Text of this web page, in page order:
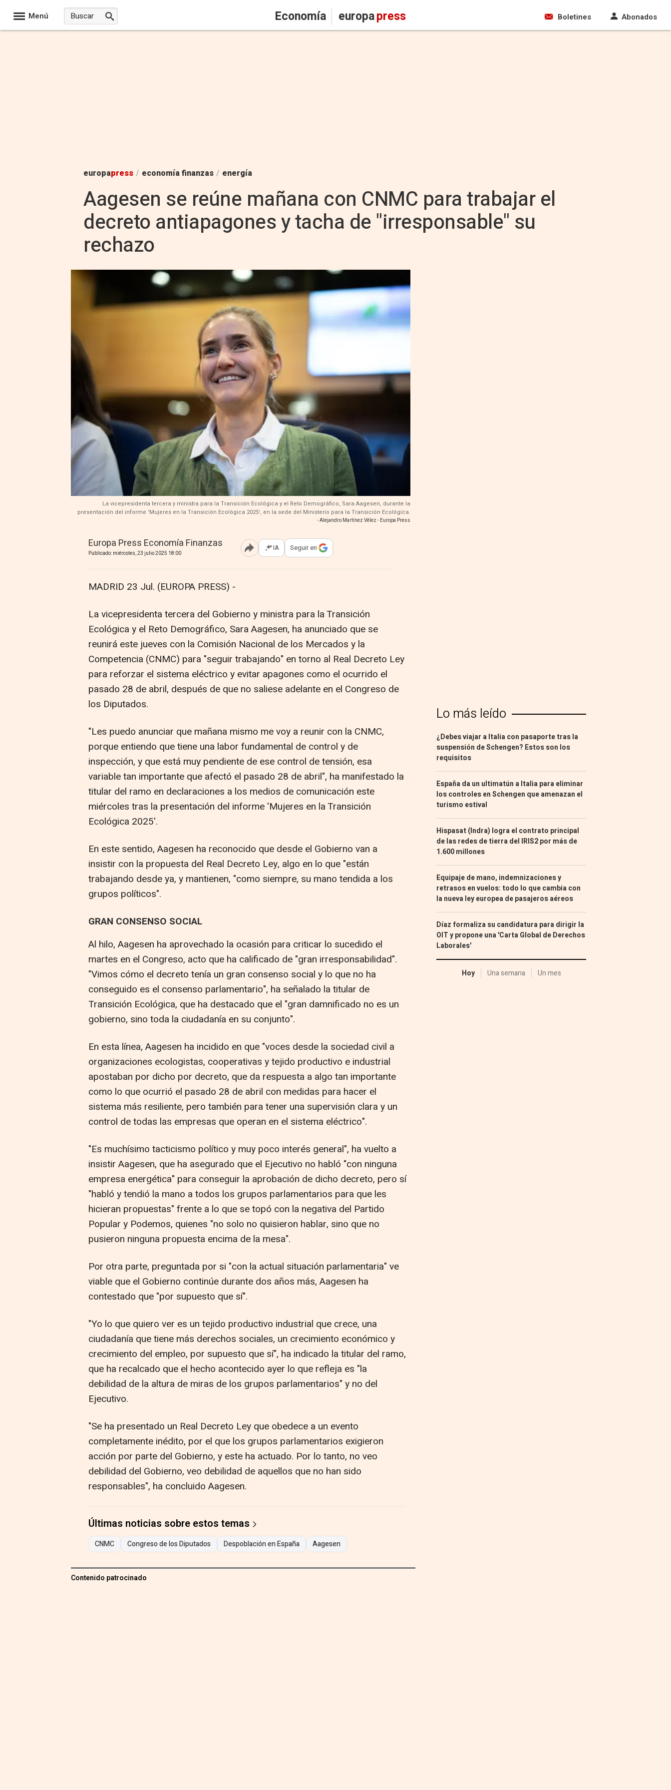
Menú Economía europapress Boletines Abonados
europapress / economía finanzas / energía
Aagesen se reúne mañana con CNMC para trabajar el
decreto antiapagones y tacha de "irresponsable" su
rechazo
La vicepresidenta tercera y ministra para la Transición Ecológica y el Reto Demográfico, Sara Aagesen, durante la
presentación del informe 'Mujeres en la Transición Ecológica 2025', en la sede del Ministerio para la Transición Ecológica.
- Alejandro Martínez Vélez - Europa Press
Europa Press Economía Finanzas
Publicado: miércoles, 23 julio 2025 18:00 Abrir opciones para compartir
IA Seguir en
MADRID 23 Jul. (EUROPA PRESS) -
La vicepresidenta tercera del Gobierno y ministra para la Transición
Ecológica y el Reto Demográfico, Sara Aagesen, ha anunciado que se
reunirá este jueves con la Comisión Nacional de los Mercados y la
Competencia (CNMC) para "seguir trabajando" en torno al Real Decreto Ley
para reforzar el sistema eléctrico y evitar apagones como el ocurrido el
pasado 28 de abril, después de que no saliese adelante en el Congreso de
los Diputados.
"Les puedo anunciar que mañana mismo me voy a reunir con la CNMC,
porque entiendo que tiene una labor fundamental de control y de
inspección, y que está muy pendiente de ese control de tensión, esa
variable tan importante que afectó el pasado 28 de abril", ha manifestado la
titular del ramo en declaraciones a los medios de comunicación este
miércoles tras la presentación del informe 'Mujeres en la Transición
Ecológica 2025'.
En este sentido, Aagesen ha reconocido que desde el Gobierno van a
insistir con la propuesta del Real Decreto Ley, algo en lo que "están
trabajando desde ya, y mantienen, "como siempre, su mano tendida a los
grupos políticos".
GRAN CONSENSO SOCIAL
Al hilo, Aagesen ha aprovechado la ocasión para criticar lo sucedido el
martes en el Congreso, acto que ha calificado de "gran irresponsabilidad".
"Vimos cómo el decreto tenía un gran consenso social y lo que no ha
conseguido es el consenso parlamentario", ha señalado la titular de
Transición Ecológica, que ha destacado que el "gran damnificado no es un
gobierno, sino toda la ciudadanía en su conjunto".
En esta línea, Aagesen ha incidido en que "voces desde la sociedad civil a
organizaciones ecologistas, cooperativas y tejido productivo e industrial
apostaban por dicho por decreto, que da respuesta a algo tan importante
como lo que ocurrió el pasado 28 de abril con medidas para hacer el
sistema más resiliente, pero también para tener una supervisión clara y un
control de todas las empresas que operan en el sistema eléctrico".
"Es muchísimo tacticismo político y muy poco interés general", ha vuelto a
insistir Aagesen, que ha asegurado que el Ejecutivo no habló "con ninguna
empresa energética" para conseguir la aprobación de dicho decreto, pero sí
"habló y tendió la mano a todos los grupos parlamentarios para que les
hicieran propuestas" frente a lo que se topó con la negativa del Partido
Popular y Podemos, quienes "no solo no quisieron hablar, sino que no
pusieron ninguna propuesta encima de la mesa".
Por otra parte, preguntada por si "con la actual situación parlamentaria" ve
viable que el Gobierno continúe durante dos años más, Aagesen ha
contestado que "por supuesto que sí".
"Yo lo que quiero ver es un tejido productivo industrial que crece, una
ciudadanía que tiene más derechos sociales, un crecimiento económico y
crecimiento del empleo, por supuesto que sí", ha indicado la titular del ramo,
que ha recalcado que el hecho acontecido ayer lo que refleja es "la
debilidad de la altura de miras de los grupos parlamentarios" y no del
Ejecutivo.
"Se ha presentado un Real Decreto Ley que obedece a un evento
completamente inédito, por el que los grupos parlamentarios exigieron
acción por parte del Gobierno, y este ha actuado. Por lo tanto, no veo
debilidad del Gobierno, veo debilidad de aquellos que no han sido
responsables", ha concluido Aagesen.
Últimas noticias sobre estos temas
CNMC Congreso de los Diputados Despoblación en España Aagesen
Contenido patrocinado
Lo más leído
¿Debes viajar a Italia con pasaporte tras la
suspensión de Schengen? Estos son los
requisitos
España da un ultimatún a Italia para eliminar
los controles en Schengen que amenazan el
turismo estival
Hispasat (Indra) logra el contrato principal
de las redes de tierra del IRIS2 por más de
1.600 millones
Equipaje de mano, indemnizaciones y
retrasos en vuelos: todo lo que cambia con
la nueva ley europea de pasajeros aéreos
Díaz formaliza su candidatura para dirigir la
OIT y propone una 'Carta Global de Derechos
Laborales'
Hoy Una semana Un mes